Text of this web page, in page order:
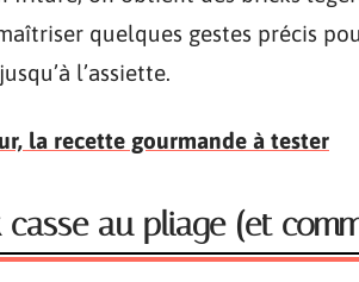
quelques gestes précis
l’assiette.
la recette gourmande à tester
au pliage (et